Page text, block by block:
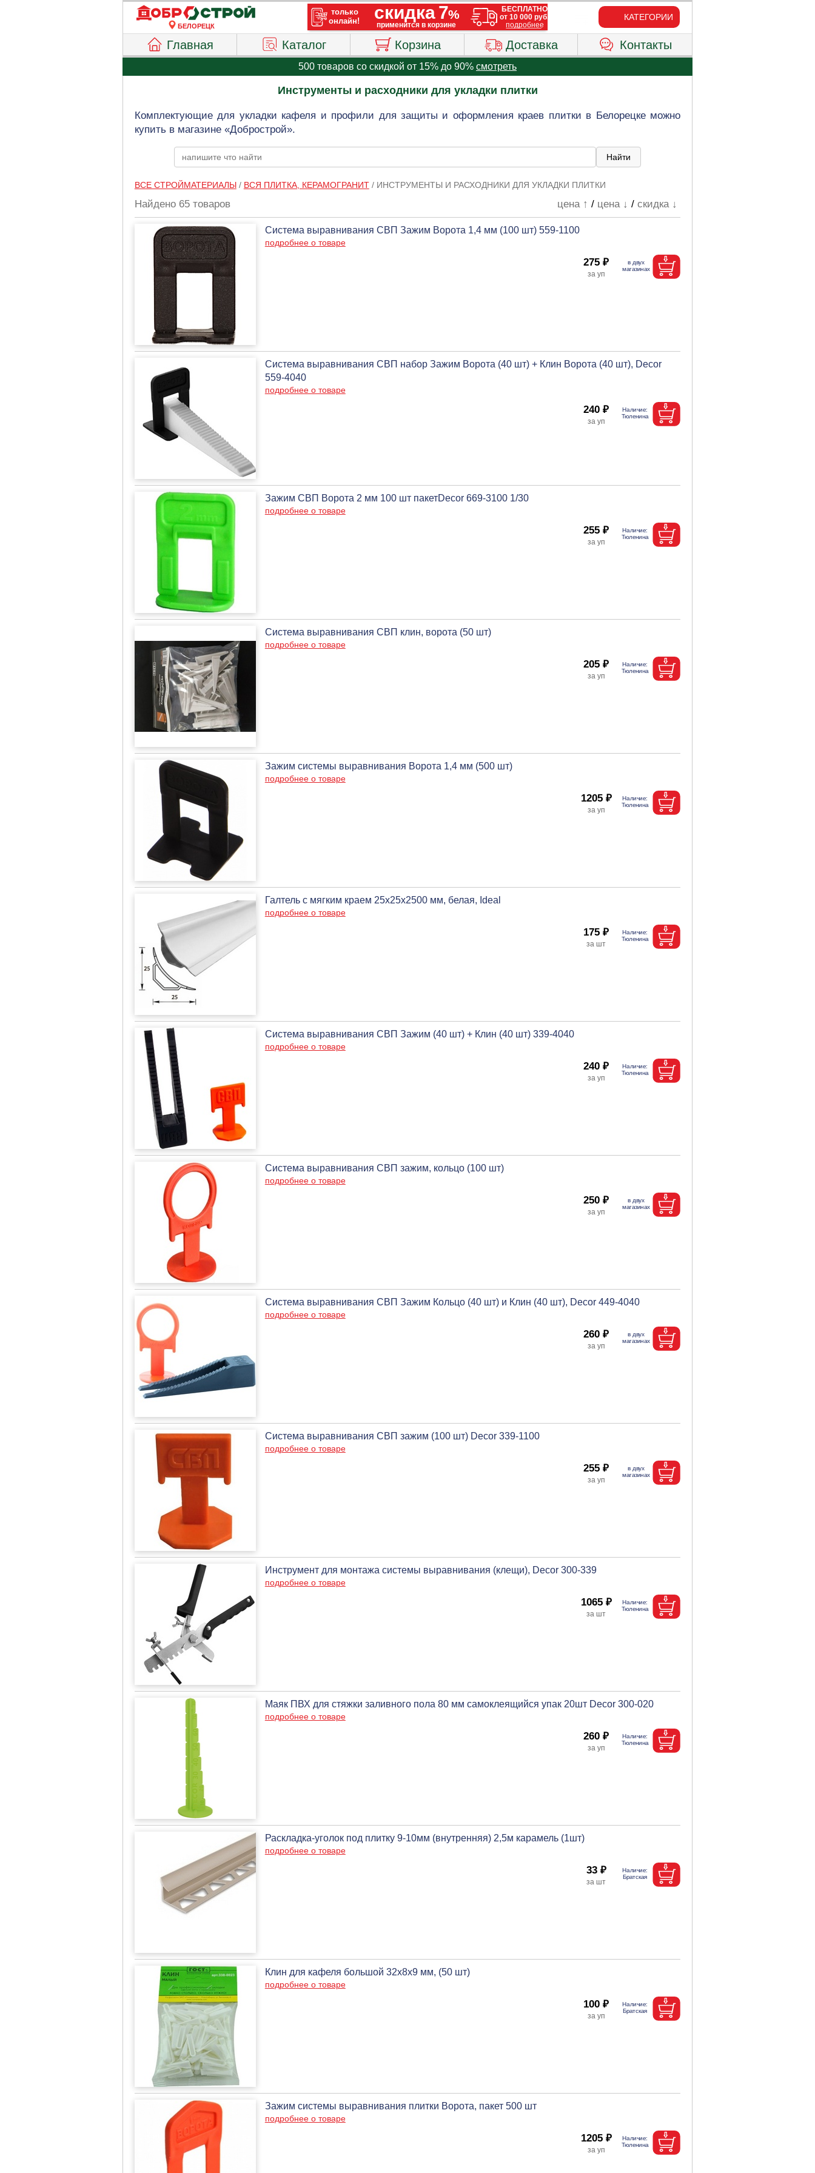
БЕЛОРЕЦК
КАТЕГОРИИ
Главная Каталог Корзина Доставка Контакты
500 товаров со скидкой от 15% до 90% смотреть
Инструменты и расходники для укладки плитки
Комплектующие для укладки кафеля и профили для защиты и оформления краев плитки в Белорецке можно
купить в магазине «Добрострой».
ВСЕ СТРОЙМАТЕРИАЛЫ/ ВСЯ ПЛИТКА, КЕРАМОГРАНИТ/ ИНСТРУМЕНТЫ И РАСХОДНИКИ ДЛЯ УКЛАДКИ ПЛИТКИ
Найдено 65 товаров цена ↑ / цена ↓ /скидка ↓
Система выравнивания СВП Зажим Ворота 1,4 мм (100 шт) 559-1100
подробнее о товаре
275 ₽
Система выравнивания СВП набор Зажим Ворота (40 шт) + Клин Ворота (40 шт), Decor
559-4040
подробнее о товаре
240 ₽
Зажим СВП Ворота 2 мм 100 шт пакетDecor 669-3100 1/30
подробнее о товаре
255 ₽
Система выравнивания СВП клин, ворота (50 шт)
подробнее о товаре
205 ₽
Зажим системы выравнивания Ворота 1,4 мм (500 шт)
подробнее о товаре
1205 ₽
Галтель с мягким краем 25х25х2500 мм, белая, Ideal
подробнее о товаре
175 ₽
Система выравнивания СВП Зажим (40 шт) + Клин (40 шт) 339-4040
подробнее о товаре
240 ₽
Система выравнивания СВП зажим, кольцо (100 шт)
подробнее о товаре
250 ₽
Система выравнивания СВП Зажим Кольцо (40 шт) и Клин (40 шт), Decor 449-4040
подробнее о товаре
260 ₽
Система выравнивания СВП зажим (100 шт) Decor 339-1100
подробнее о товаре
255 ₽
Инструмент для монтажа системы выравнивания (клещи), Decor 300-339
подробнее о товаре
1065 ₽
Маяк ПВХ для стяжки заливного пола 80 мм самоклеящийся упак 20шт Decor 300-020
подробнее о товаре
260 ₽
Раскладка-уголок под плитку 9-10мм (внутренняя) 2,5м карамель (1шт)
подробнее о товаре
33 ₽
Клин для кафеля большой 32х8х9 мм, (50 шт)
подробнее о товаре
100 ₽
Зажим системы выравнивания плитки Ворота, пакет 500 шт
подробнее о товаре
1205 ₽